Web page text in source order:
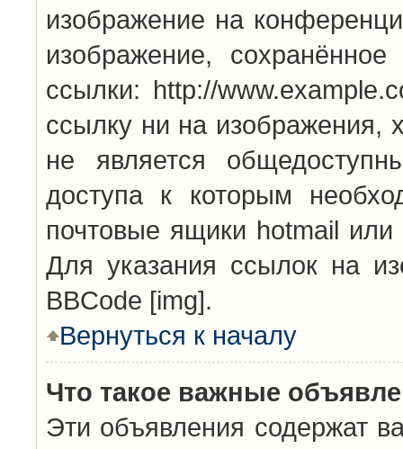
изображение на
изображение,
ссылки: http://
ссылку ни на
не является
доступа к которым
почтовые ящики hotmail
Для указания ссылок на
BBCode [img].
Вернуться к началу
Что такое важные
Эти объявления содержат